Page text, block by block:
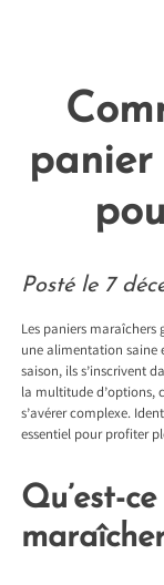
Posté le 7
Les paniers
une alimentation saine
saison, ils s’inscrivent
la multitude d’options,
s’avérer complexe.
essentiel pour profiter
Qu’est-